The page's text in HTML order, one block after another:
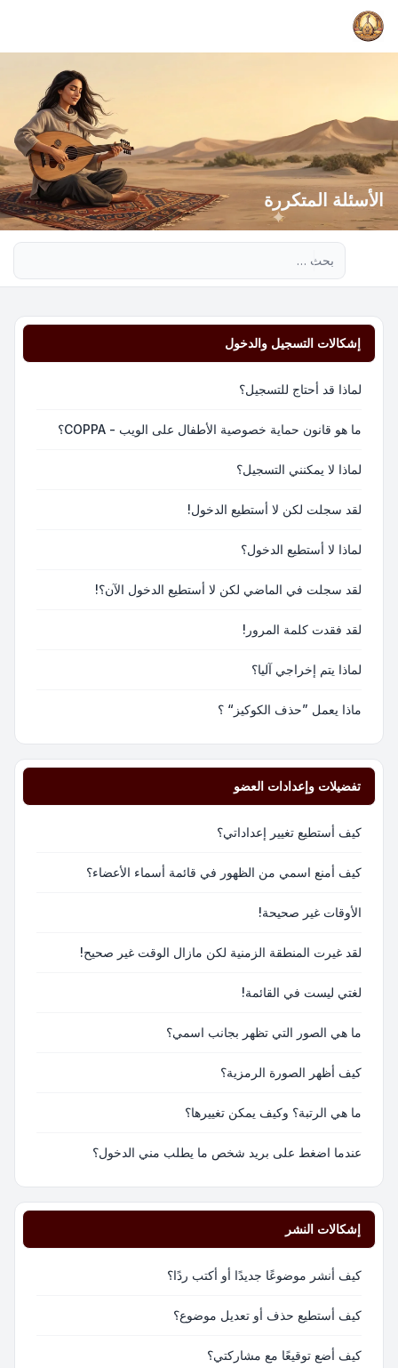
الأسئلة المتكررة
إشكالات التسجيل والدخول
لماذا قد أحتاج للتسجيل؟
ما هو قانون حماية خصوصية الأطفال على الويب - COPPA؟
لماذا لا يمكنني التسجيل؟
لقد سجلت لكن لا أستطيع الدخول!
لماذا لا أستطيع الدخول؟
لقد سجلت في الماضي لكن لا أستطيع الدخول الآن؟!
لقد فقدت كلمة المرور!
لماذا يتم إخراجي آليا؟
ماذا يعمل ”حذف الكوكيز“ ؟
تفضيلات وإعدادات العضو
كيف أستطيع تغيير إعداداتي؟
كيف أمنع اسمي من الظهور في قائمة أسماء الأعضاء؟
الأوقات غير صحيحة!
لقد غيرت المنطقة الزمنية لكن مازال الوقت غير صحيح!
لغتي ليست في القائمة!
ما هي الصور التي تظهر بجانب اسمي؟
كيف أظهر الصورة الرمزية؟
ما هي الرتبة؟ وكيف يمكن تغييرها؟
عندما اضغط على بريد شخص ما يطلب مني الدخول؟
إشكالات النشر
كيف أنشر موضوعًا جديدًا أو أكتب ردًا؟
كيف أستطيع حذف أو تعديل موضوع؟
كيف أضع توقيعًا مع مشاركتي؟